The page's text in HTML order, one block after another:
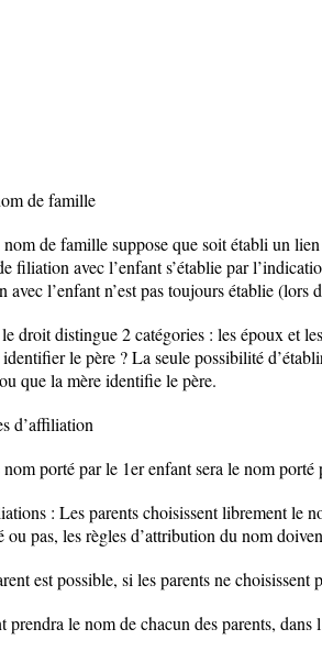
de famille
de famille suppose que soit établi un
filiation avec l’enfant s’établie par
l’enfant n’est pas toujours établie (lors
droit distingue 2 catégories : les époux et
le père ? La seule possibilité
que la mère identifie le père.
d’affiliation
porté par le 1er enfant sera le nom
: Les parents choisissent librement le
ou pas, les règles d’attribution du nom
est possible, si les parents ne
prendra le nom de chacun des parents, dans